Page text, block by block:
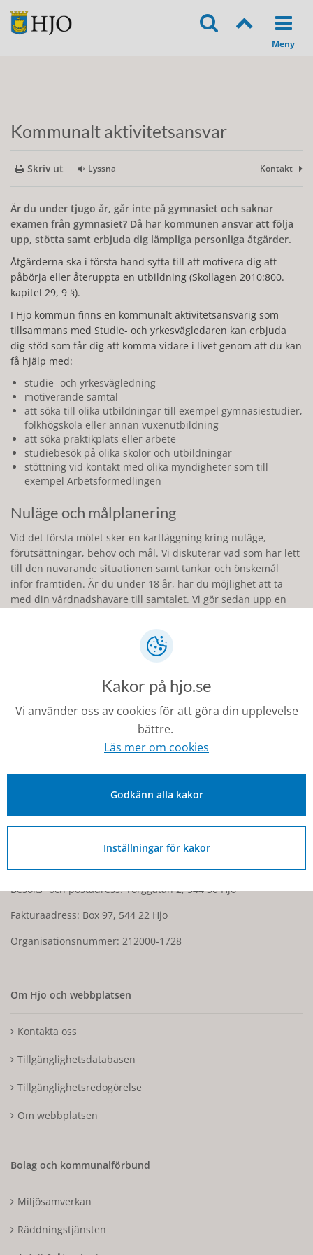
Kommunalt aktivitetsansvar
Skriv ut Lyssna Kontakt
Är du under tjugo år, går inte på gymnasiet och saknar
examen från gymnasiet? Då har kommunen ansvar att följa
upp, stötta samt erbjuda dig lämpliga personliga åtgärder.
Åtgärderna ska i första hand syfta till att motivera dig att
påbörja eller återuppta en utbildning (Skollagen 2010:800.
kapitel 29, 9 §).
I Hjo kommun finns en kommunalt aktivitetsansvarig som
tillsammans med Studie- och yrkesvägledaren kan erbjuda
dig stöd som får dig att komma vidare i livet genom att du kan
få hjälp med:
studie- och yrkesvägledning
motiverande samtal
att söka till olika utbildningar till exempel gymnasiestudier,
folkhögskola eller annan vuxenutbildning
att söka praktikplats eller arbete
studiebesök på olika skolor och utbildningar
stöttning vid kontakt med olika myndigheter som till
exempel Arbetsförmedlingen
Nuläge och målplanering
Vid det första mötet sker en kartläggning kring nuläge,
förutsättningar, behov och mål. Vi diskuterar vad som har lett
till den nuvarande situationen samt tankar och önskemål
inför framtiden. Är du under 18 år, har du möjlighet att ta
med din vårdnadshavare till samtalet. Vi gör sedan upp en
På vår externa bokningstjänst kan du boka in en tid med
Senast ändrad:
Besöks- och postadress: Torggatan 2, 544 30 Hjo
Fakturaadress: Box 97, 544 22 Hjo
Organisationsnummer: 212000-1728
Om Hjo och webbplatsen
Kontakta oss
Tillgänglighetsdatabasen
Tillgänglighetsredogörelse
Om webbplatsen
Bolag och kommunalförbund
Miljösamverkan
Räddningstjänsten
Kakor på hjo.se
Vi använder oss av cookies för att göra din upplevelse
bättre.
Läs mer om cookies
Godkänn alla kakor
Inställningar för kakor